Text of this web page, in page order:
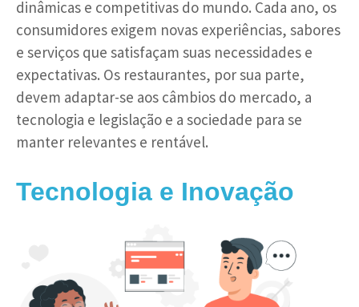
dinâmicas e competitivas do mundo. Cada ano, os
consumidores exigem novas experiências, sabores
e serviços que satisfaçam suas necessidades e
expectativas. Os restaurantes, por sua parte,
devem adaptar-se aos câmbios do mercado, a
tecnologia e legislação e a sociedade para se
manter relevantes e rentável.
Tecnologia e Inovação